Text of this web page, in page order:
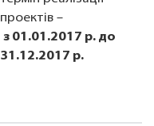
проектів –
з 01.01.2017 р. до
31.12.2017 р.